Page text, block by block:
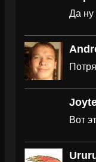
Да ну
Вот